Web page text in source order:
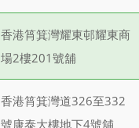
香港筲箕灣耀東邨耀東商
場2樓201號舖
香港筲箕灣道326至332
號康泰大樓地下4號舖